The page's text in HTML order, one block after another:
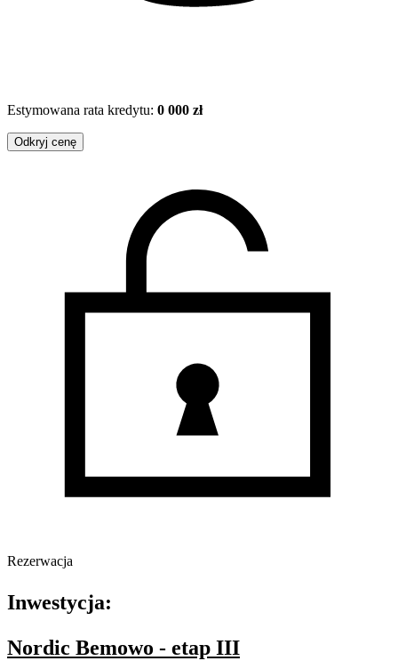
Estymowana rata kredytu: 0 000 zł
Odkryj cenę
Rezerwacja
Inwestycja:
Nordic Bemowo - etap III